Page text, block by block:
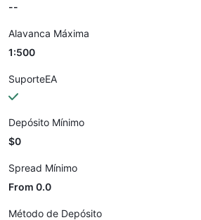
--
Alavanca Máxima
1:500
SuporteEA
Depósito Mínimo
$0
Spread Mínimo
From 0.0
Método de Depósito